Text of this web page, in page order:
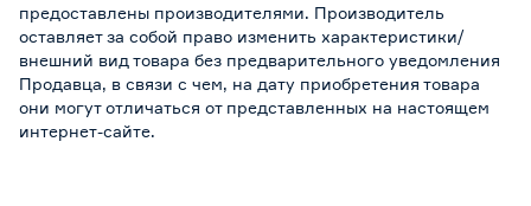
предоставлены производителями. Производитель
оставляет за собой право изменить характеристики/
внешний вид товара без предварительного уведомления
Продавца, в связи с чем, на дату приобретения товара
они могут отличаться от представленных на настоящем
интернет-сайте.